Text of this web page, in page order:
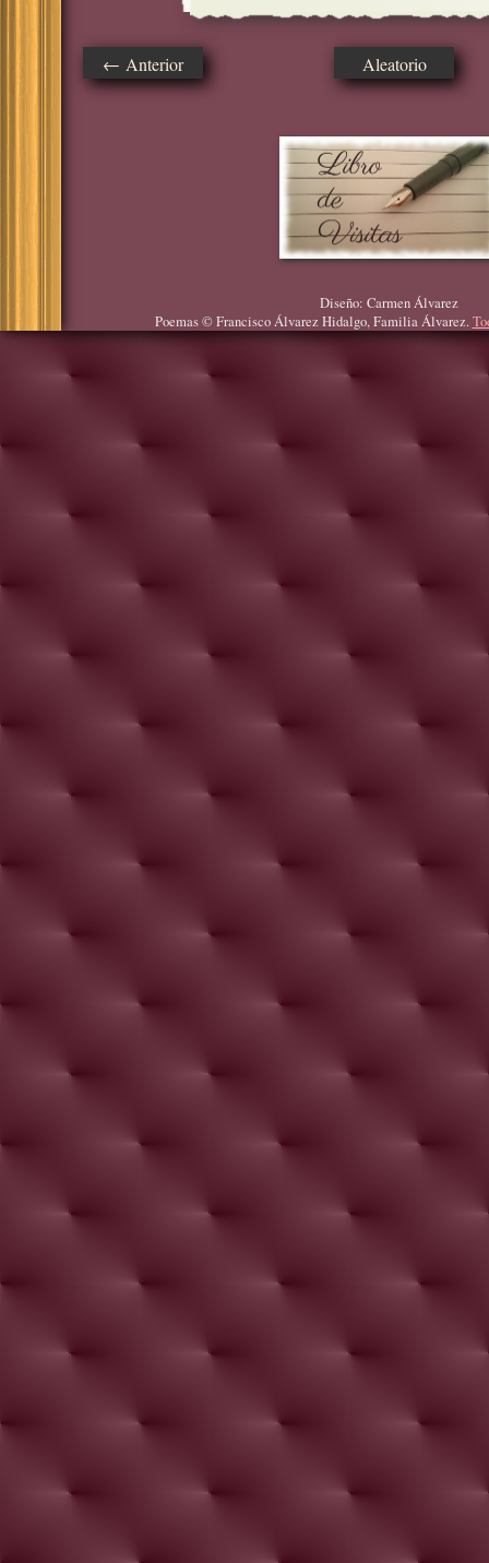
← Anterior Aleatorio
Diseño: Carmen Álvarez
Poemas © Francisco Álvarez Hidalgo, Familia Álvarez.